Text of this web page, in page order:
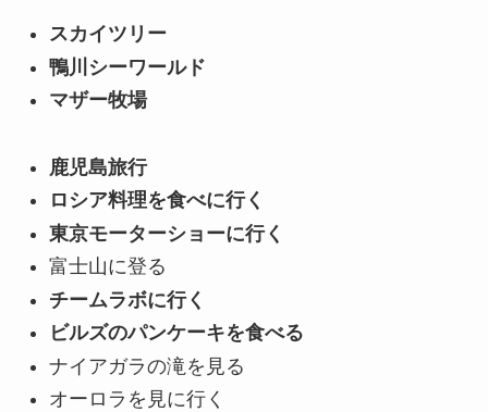
スカイツリー
鴨川シーワールド
マザー牧場
鹿児島旅行
ロシア料理を食べに行く
東京モーターショーに行く
富士山に登る
チームラボに行く
ビルズのパンケーキを食べる
ナイアガラの滝を見る
オーロラを見に行く